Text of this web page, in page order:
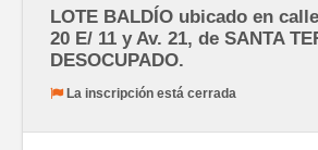
LOTE BALDÍO ubicado en
20 E/ 11 y Av. 21, de SANTA
DESOCUPADO.
La inscripción está cerrada